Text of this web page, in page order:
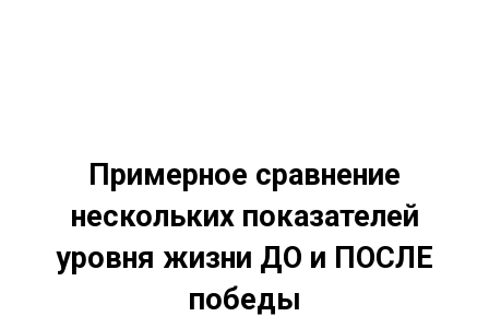
Примерное сравнение
нескольких показателей
уровня жизни ДО и ПОСЛЕ
победы